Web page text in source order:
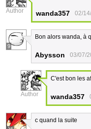
4
Author wanda357 02/
9
Bon alors wanda, à
Abysson 03/07/
4
Author
C'est bon les
wanda357
c quand la suite